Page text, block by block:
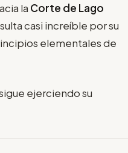
la Corte de Lago
casi increíble por su
elementales de
ejerciendo su